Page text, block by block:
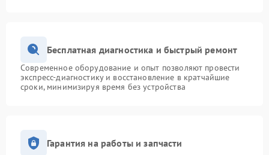
Бесплатная диагностика и быстрый ремонт
Современное оборудование и опыт позволяют провести
экспресс-диагностику и восстановление в кратчайшие
сроки, минимизируя время без устройства
Гарантия на работы и запчасти